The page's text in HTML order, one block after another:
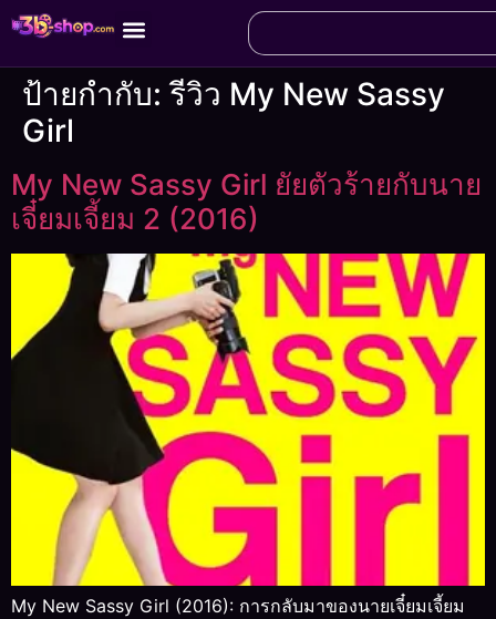
ป้ายกำกับ:รีวิว My New Sassy
Girl
My New Sassy Girl ยัยตัวร้ายกับนาย
เจี๋ยมเจี้ยม 2 (2016)
My New Sassy Girl (2016): การกลับมาของนายเจี๋ยมเจี้ยม